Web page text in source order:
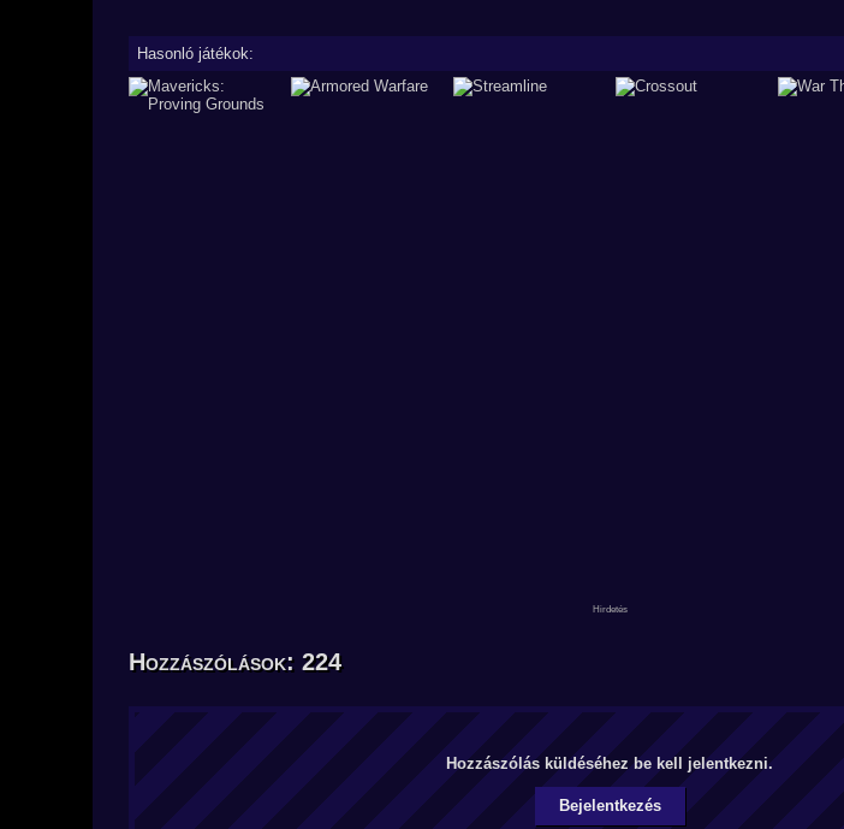
Hasonló játékok:
Hozzászólások: 224
Hozzászólás küldéséhez be kell jelentkezni.
Bejelentkezés